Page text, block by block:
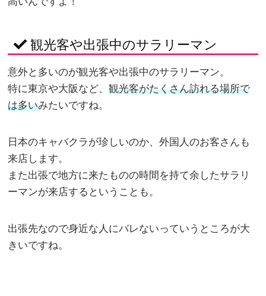
観光客や出張中のサラリーマン
意外と多いのが観光客や出張中のサラリーマン。
特に東京や大阪など、観光客がたくさん訪れる場所で
は多いみたいですね。
日本のキャバクラが珍しいのか、外国人のお客さんも
来店します。
また出張で地方に来たものの時間を持て余したサラリ
ーマンが来店するということも。
出張先なので身近な人にバレないっていうところが大
きいですね。